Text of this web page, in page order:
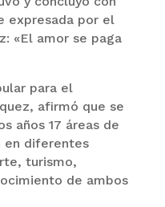
expresada por el
«El amor se paga
para el
afirmó que se
años 17 áreas de
en diferentes
turismo,
de ambos